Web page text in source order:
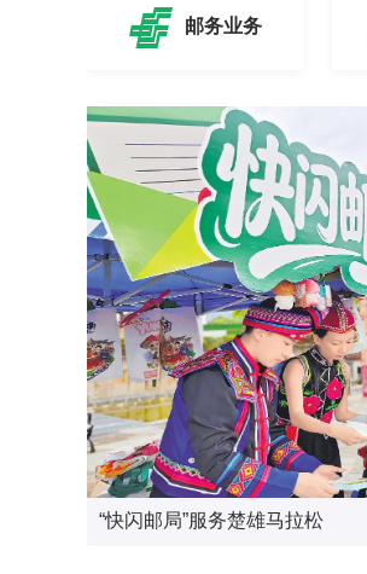
邮务业务
杭州邮政开展浙大一院互联网
“快闪邮局”服务楚雄马拉松
家乡关怀寄军营
邮政网点变身“清凉港湾”
主题邮局变身研学课堂
天再热 邮件投递不耽搁
Previous
Next